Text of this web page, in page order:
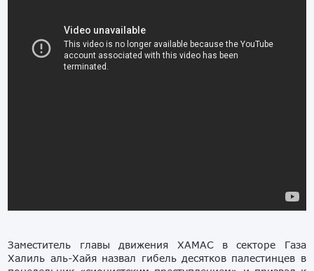
Заместитель главы движения ХАМАС в секторе Газа
Халиль аль-Хайя назвал гибель десятков палестинцев в